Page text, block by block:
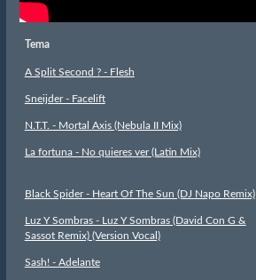
Tema
A Split Second ? - Flesh
Sneijder - Facelift
N.T.T. - Mortal Axis (Nebula II Mix)
La fortuna - No quieres ver (Latin Mix)
Black Spider - Heart Of The Sun (DJ Napo Remix)
Luz Y Sombras - Luz Y Sombras (David Con G &
Sassot Remix) (Version Vocal)
Sash! - Adelante